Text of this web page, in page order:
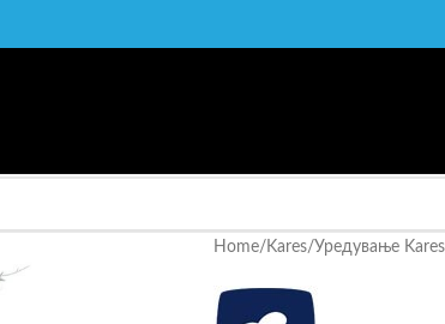
Home/ Kares/Уредување Kares